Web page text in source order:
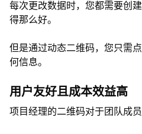
每次更改数据时，您都需要创
得那么好。
但是通过动态二维码，您只需
何信息。
用户友好且成本效益高
项目经理的二维码对于团队成